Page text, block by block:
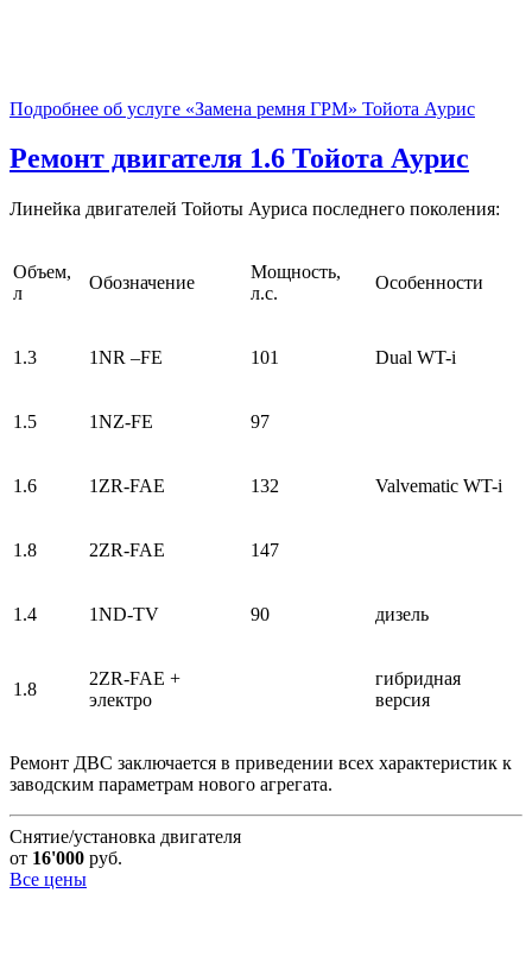
Подробнее об услуге «Замена ремня ГРМ» Тойота Аурис
Ремонт двигателя 1.6 Тойота Аурис
Линейка двигателей Тойоты Ауриса последнего поколения:
Объем,
л
Обозначение
Мощность,
л.с.
Особенности
1.3 1NR –FE 101 Dual WT-i
1.5 1NZ-FE 97
1.6 1ZR-FAE 132 Valvematic WT-i
1.8 2ZR-FAE 147
1.4 1ND-TV 90 дизель
1.8
2ZR-FAE +
электро
гибридная
версия
Ремонт ДВС заключается в приведении всех характеристик к
заводским параметрам нового агрегата.
Снятие/установка двигателя
от 16'000 руб.
Все цены